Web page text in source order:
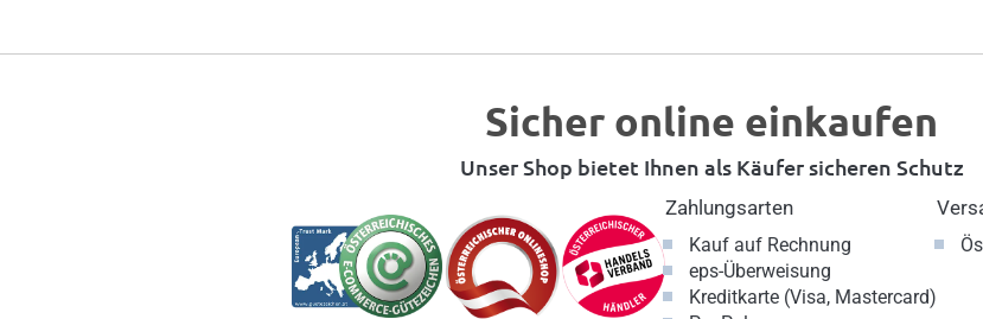
Sicher online einkaufen
Unser Shop bietet Ihnen als Käufer sicheren Schutz
Zahlungsarten
Kauf auf Rechnung
eps-Überweisung
Kreditkarte (Visa, Mastercard)